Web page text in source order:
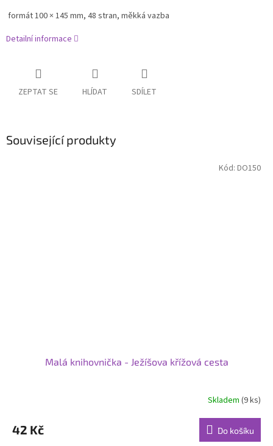
formát 100 × 145 mm, 48 stran, měkká vazba
Detailní informace
ZEPTAT SE HLÍDAT SDÍLET
Související produkty
Malá knihovnička - Ježíšova křížová cesta
produktu
je
Skladem(9 ks)
42 Kč Do košíku
Kód: DO150